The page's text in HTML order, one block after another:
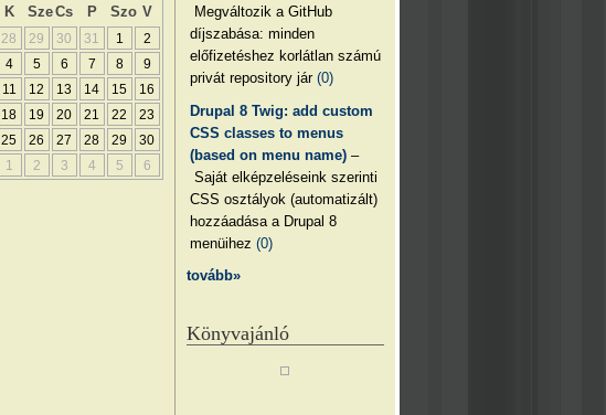
Megváltozik a GitHub
díjszabása: minden
előfizetéshez korlátlan számú
privát repository jár(0)
Drupal 8 Twig: add custom
CSS classes to menus
(based on menu name) –
Saját elképzeléseink szerinti
CSS osztályok (automatizált)
hozzáadása a Drupal 8
menüihez(0)
tovább»
Könyvajánló
K SzeCs P Szo V
28 29 30 31 1
2
4 5 6 7 8
9
11 12 13 14 15
16
18 19 20 21 22
23
25 26 27 28 29
30
1 2 3 4 5 6